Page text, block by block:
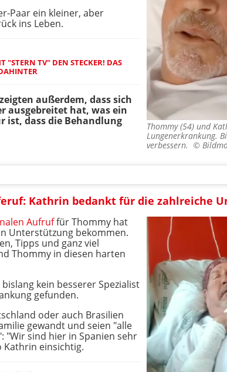
Thommy (54) und
Lungenerkrankung.
verbessern. ©
Paar ein kleiner, aber
ins Leben.
"STERN TV" DEN STECKER! DAS
außerdem, dass sich
ausgebreitet hat, was ein
ist, dass die Behandlung
Kathrin bedankt für die zahlreiche
Aufruffür Thommy hat
Unterstützung bekommen.
Tipps und ganz viel
Thommy in diesen harten
kein besserer Spezialist
gefunden.
oder auch Brasilien
gewandt und seien "alle
"Wir sind hier in Spanien sehr
Kathrin einsichtig.